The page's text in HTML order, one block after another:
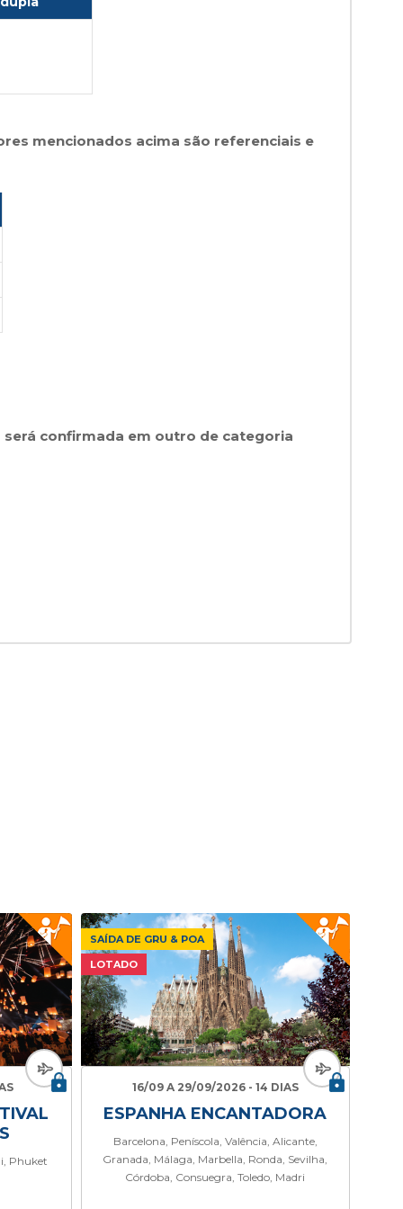
mencionados acima são referenciais e
confirmada em outro de categoria
Phuket
SAÍDA DE GRU & POA
LOTADO
16/09 A 29/09/2026 - 14 DIAS
ESPANHA ENCANTADORA
Barcelona, Peníscola, Valência, Alicante,
Granada, Málaga, Marbella, Ronda, Sevilha,
Córdoba, Consuegra, Toledo, Madri